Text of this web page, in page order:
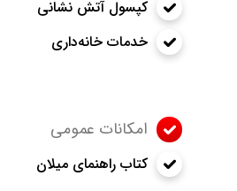
کپسول آتش نشانی
خدمات خانه‌داری
امکانات عمومی
کتاب راهنمای میلان